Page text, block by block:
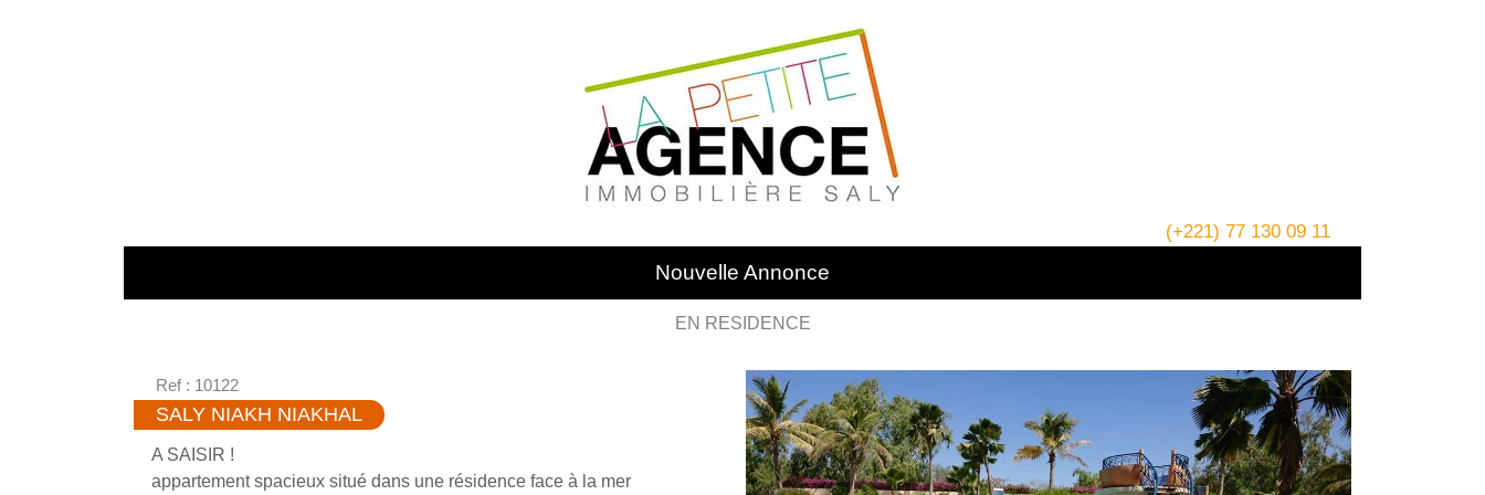
(+221) 77 130 09 11
Nouvelle Annonce
EN RESIDENCE
Ref : 10122
SALY NIAKH NIAKHAL
A SAISIR !
appartement spacieux situé dans une résidence face à la mer